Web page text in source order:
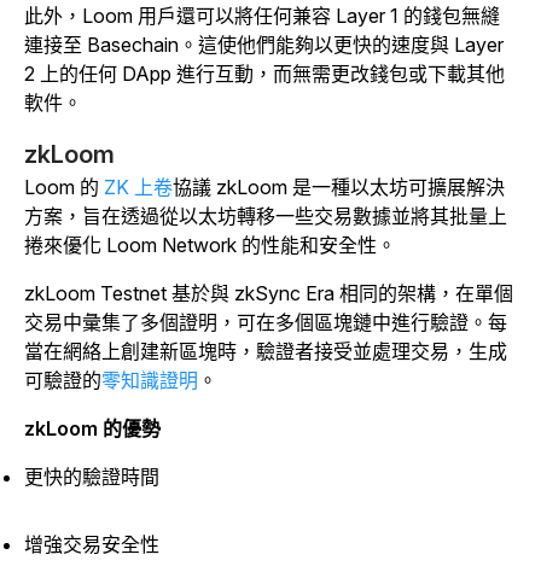
此外，Loom 用戶還可以將任何兼容 Layer 1 的錢包無縫
連接至 Basechain。 這使他們能夠以更快的速度與 Layer
2 上的任何 DApp 進行互動，而無需更改錢包或下載其他
軟件。
zkLoom
Loom 的 ZK 上卷協議 zkLoom 是一種以太坊可擴展解決
方案，旨在透過從以太坊轉移一些交易數據並將其批量上
捲來優化 Loom Network 的性能和安全性。
zkLoom Testnet 基於與 zkSync Era 相同的架構，在單個
交易中彙集了多個證明，可在多個區塊鏈中進行驗證。每
當在網絡上創建新區塊時，驗證者接受並處理交易，生成
可驗證的零知識證明 。
zkLoom 的優勢
更快的驗證時間
增強交易安全性